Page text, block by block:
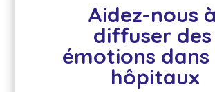
Aidez-nous à
diffuser des
émotions dans
hôpitaux